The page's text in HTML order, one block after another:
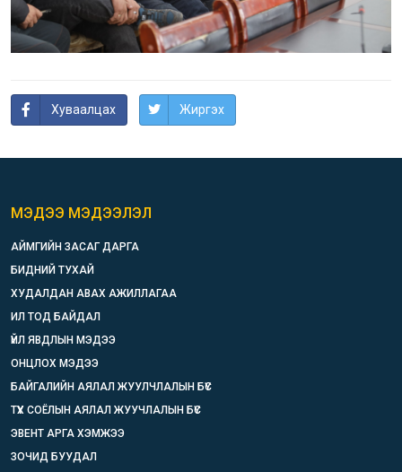
Хуваалцах Жиргэх
МЭДЭЭ МЭДЭЭЛЭЛ
АЙМГИЙН ЗАСАГ ДАРГА
БИДНИЙ ТУХАЙ
ХУДАЛДАН АВАХ АЖИЛЛАГАА
ИЛ ТОД БАЙДАЛ
ҮЙЛ ЯВДЛЫН МЭДЭЭ
ОНЦЛОХ МЭДЭЭ
БАЙГАЛИЙН АЯЛАЛ ЖУУЛЧЛАЛЫН БҮС
ТҮҮХ СОЁЛЫН АЯЛАЛ ЖУУЧЛАЛЫН БҮС
ЭВЕНТ АРГА ХЭМЖЭЭ
ЗОЧИД БУУДАЛ